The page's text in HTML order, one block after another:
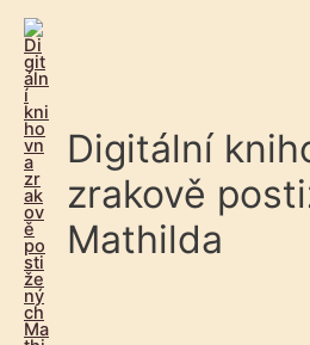
Digitální
zrakově
Mathilda